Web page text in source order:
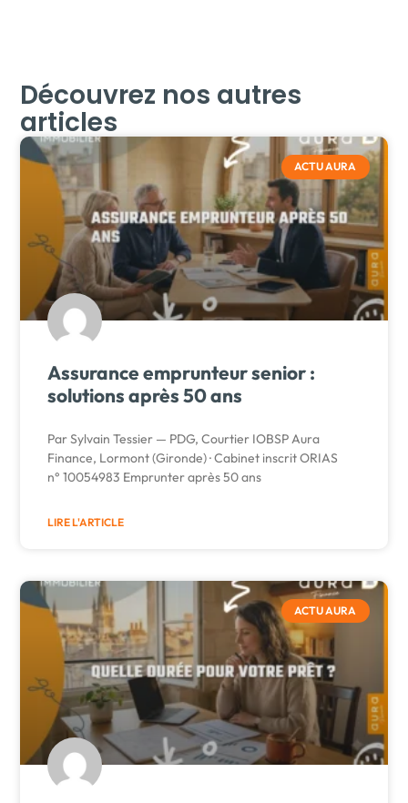
Découvrez nos autres
articles
ACTU AURA
Assurance emprunteur senior :
solutions après 50 ans
Par Sylvain Tessier — PDG, Courtier IOBSP Aura
Finance, Lormont (Gironde) · Cabinet inscrit ORIAS
n° 10054983 Emprunter après 50 ans
LIRE L'ARTICLE
ACTU AURA